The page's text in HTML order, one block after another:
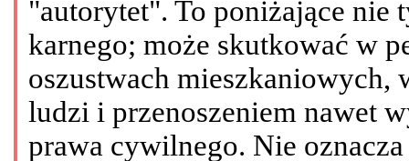
"autorytet". To poniżające nie
karnego; może skutkować w
oszustwach mieszkaniowych,
ludzi i przenoszeniem nawet
prawa cywilnego. Nie